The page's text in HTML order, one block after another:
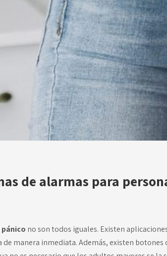
de alarmas para
no son todos iguales. Existen
de manera inmediata. Además, existen